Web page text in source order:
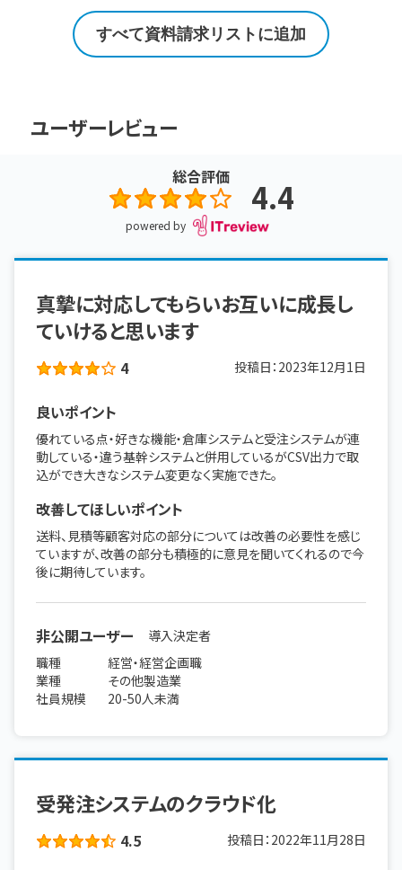
すべて資料請求リストに追加
ユーザーレビュー
総合評価 4.4
powered by
真摯に対応してもらいお互いに成長し
ていけると思います
4 投稿日： 2023年12月1日
良いポイント
優れている点・好きな機能・倉庫システムと受注システムが連
動している・違う基幹システムと併用しているがCSV出力で取
込ができ大きなシステム変更なく実施できた。
改善してほしいポイント
送料、見積等顧客対応の部分については改善の必要性を感じ
ていますが、改善の部分も積極的に意見を聞いてくれるので今
後に期待しています。
非公開ユーザー
導入決定者
職種
経営・経営企画職
業種
その他製造業
社員規模
20-50人未満
受発注システムのクラウド化
4.5 投稿日： 2022年11月28日